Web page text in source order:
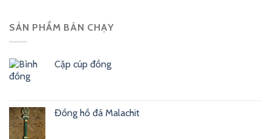
SẢN PHẨM BÁN CHẠY
Cặp cúp đồng
Đồng hồ đá Malachit